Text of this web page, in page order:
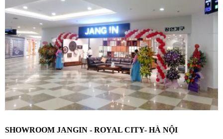
SHOWROOM JANGIN - ROYAL CITY- HÀ NỘI